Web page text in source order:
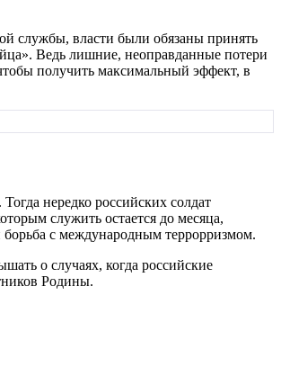
службы, власти были обязаны принять
Ведь лишние, неоправданные потери
получить максимальный эффект, в
нередко российских солдат
служить остается до месяца,
борьба с международным террорризмом.
о случаях, когда российские
Родины.